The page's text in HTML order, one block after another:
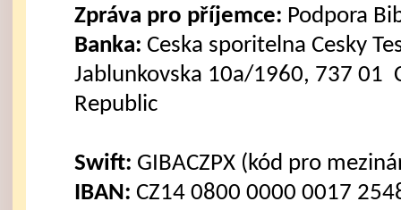
Zpráva pro příjemce: Podpora
Banka: Ceska sporitelna Cesky
Jablunkovska 10a/1960, 737 01
Republic
Swift: GIBACZPX (kód pro
IBAN: CZ14 0800 0000 0017